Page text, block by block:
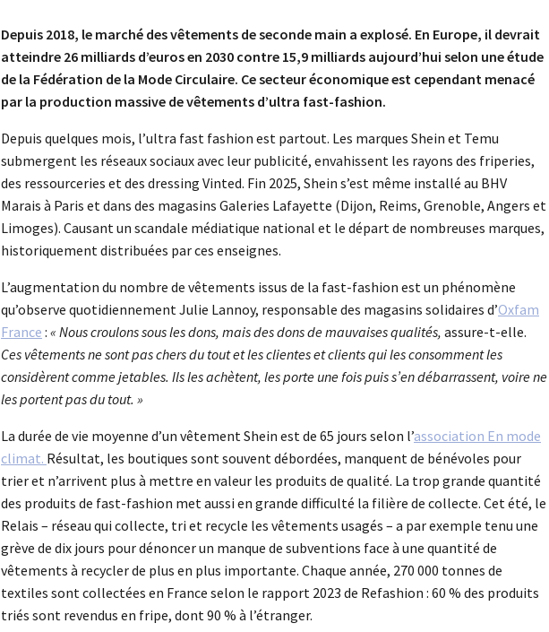
Depuis 2018, le marché des vêtements de seconde main a explosé. En Europe, il devrait
atteindre 26 milliards d’euros en 2030 contre 15,9 milliards aujourd’hui selon une étude
de la Fédération de la Mode Circulaire. Ce secteur économique est cependant menacé
par la production massive de vêtements d’ultra fast-fashion.
Depuis quelques mois, l’ultra fast fashion est partout. Les marques Shein et Temu
submergent les réseaux sociaux avec leur publicité, envahissent les rayons des friperies,
des ressourceries et des dressing Vinted. Fin 2025, Shein s’est même installé au BHV
Marais à Paris et dans des magasins Galeries Lafayette (Dijon, Reims, Grenoble, Angers et
Limoges). Causant un scandale médiatique national et le départ de nombreuses marques,
historiquement distribuées par ces enseignes.
L’augmentation du nombre de vêtements issus de la fast-fashion est un phénomène
qu’observe quotidiennement Julie Lannoy, responsable des magasins solidaires d’Oxfam
France : « Nous croulons sous les dons, mais des dons de mauvaises qualités, assure-t-elle.
Ces vêtements ne sont pas chers du tout et les clientes et clients qui les consomment les
considèrent comme jetables. Ils les achètent, les porte une fois puis s’en débarrassent, voire ne
les portent pas du tout. »
La durée de vie moyenne d’un vêtement Shein est de 65 jours selon l’association En mode
climat. Résultat, les boutiques sont souvent débordées, manquent de bénévoles pour
trier et n’arrivent plus à mettre en valeur les produits de qualité. La trop grande quantité
des produits de fast-fashion met aussi en grande difficulté la filière de collecte. Cet été, le
Relais – réseau qui collecte, tri et recycle les vêtements usagés – a par exemple tenu une
grève de dix jours pour dénoncer un manque de subventions face à une quantité de
vêtements à recycler de plus en plus importante. Chaque année, 270 000 tonnes de
textiles sont collectées en France selon le rapport 2023 de Refashion : 60 % des produits
triés sont revendus en fripe, dont 90 % à l’étranger.